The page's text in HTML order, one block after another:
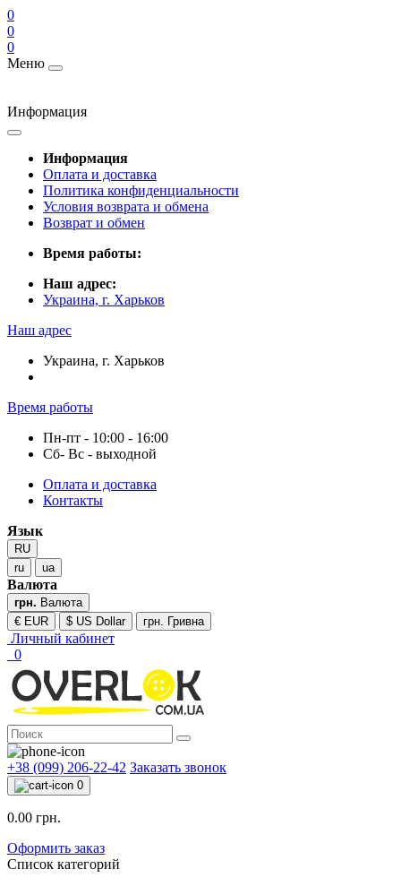
0
0
0
Меню
Информация
Информация
Оплата и доставка
Политика конфиденциальности
Условия возврата и обмена
Возврат и обмен
Время работы:
Наш адрес:
Украина, г. Харьков
Наш адрес
Украина, г. Харьков
Время работы
Пн-пт - 10:00 - 16:00
Сб- Вс - выходной
Оплата и доставка
Контакты
Язык
RU
ru
ua
Валюта
грн. Валюта
€ EUR
$ US Dollar грн. Гривна
Личный кабинет
0
+38 (099) 206-22-42 Заказать звонок
0
0.00 грн.
Оформить заказ
Список категорий